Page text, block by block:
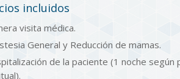
incluidos
visita médica.
General y Reducción de mamas.
de la paciente (1 noche según